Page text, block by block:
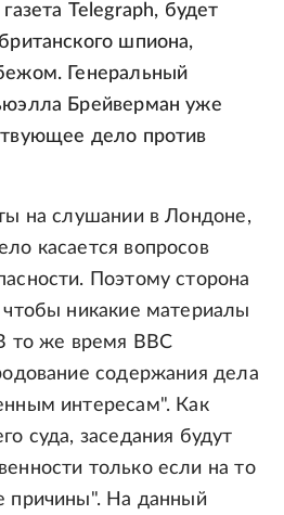
Telegraph, будет
шпиона,
Генеральный
Брейверман уже
дело против
на слушании в Лондоне,
касается вопросов
Поэтому сторона
никакие материалы
то же время BBC
содержания дела
интересам". Как
суда, заседания будут
только если на то
причины". На данный